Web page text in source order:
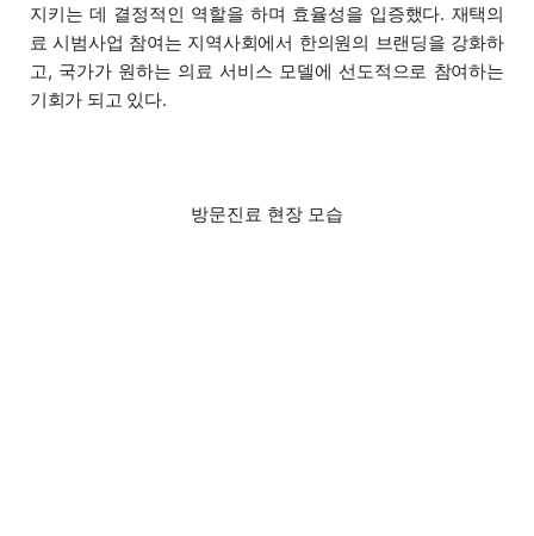
지키는 데 결정적인 역할을 하며 효율성을 입증했다. 재택의
료 시범사업 참여는 지역사회에서 한의원의 브랜딩을 강화하
고, 국가가 원하는 의료 서비스 모델에 선도적으로 참여하는
기회가 되고 있다.
방문진료 현장 모습